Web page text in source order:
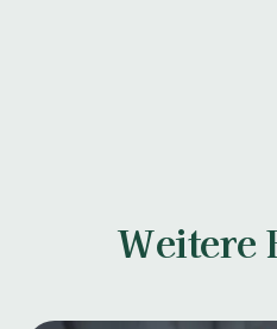
Weitere